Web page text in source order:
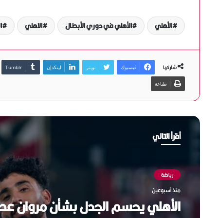
الأهلي الأهلي في دوري الأبطال الاهلي
شاركها فيسبوك تويتر لينكدإن
طباعة
أقرأ التالي
منذ أسبوعين
رياضة
منذ أسبوعين